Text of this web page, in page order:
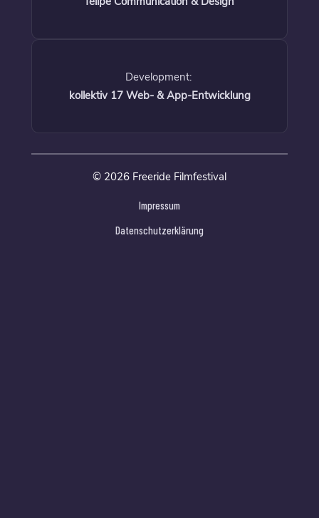
Development:
kollektiv 17 Web- & App-Entwicklung
© 2026 Freeride Filmfestival
Impressum
Datenschutzerklärung